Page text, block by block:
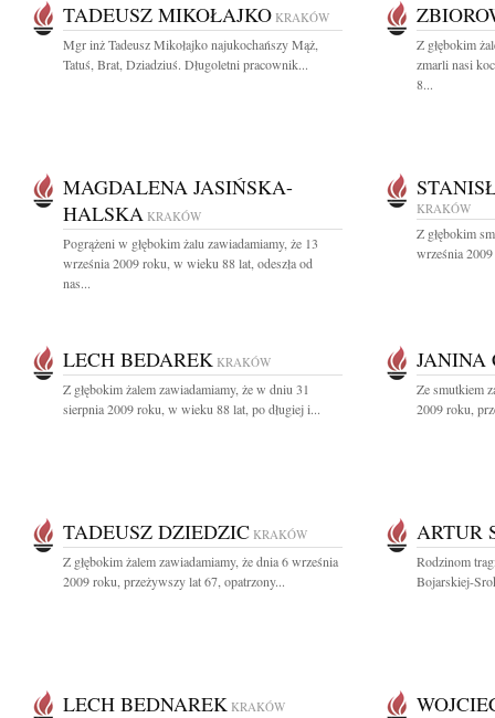
TADEUSZ MIKOŁAJKO KRAKÓW
Mgr inż Tadeusz Mikołajko najukochańszy Mąż,
Tatuś, Brat, Dziadziuś. Długoletni pracownik...
Z głębokim
zmarli nasi
8...
MAGDALENA JASIŃSKA-
HALSKA KRAKÓW
Pogrążeni w głębokim żalu zawiadamiamy, że 13
września 2009 roku, w wieku 88 lat, odeszła od
nas...
KRAKÓW
Z głębokim
września
LECH BEDAREK KRAKÓW
Z głębokim żalem zawiadamiamy, że w dniu 31
sierpnia 2009 roku, w wieku 88 lat, po długiej i...
JANINA
Ze smutkiem
2009 roku,
TADEUSZ DZIEDZIC KRAKÓW
Z głębokim żalem zawiadamiamy, że dnia 6 września
2009 roku, przeżywszy lat 67, opatrzony...
ARTUR
Rodzinom
Bojarskiej-
LECH BEDNAREK KRAKÓW